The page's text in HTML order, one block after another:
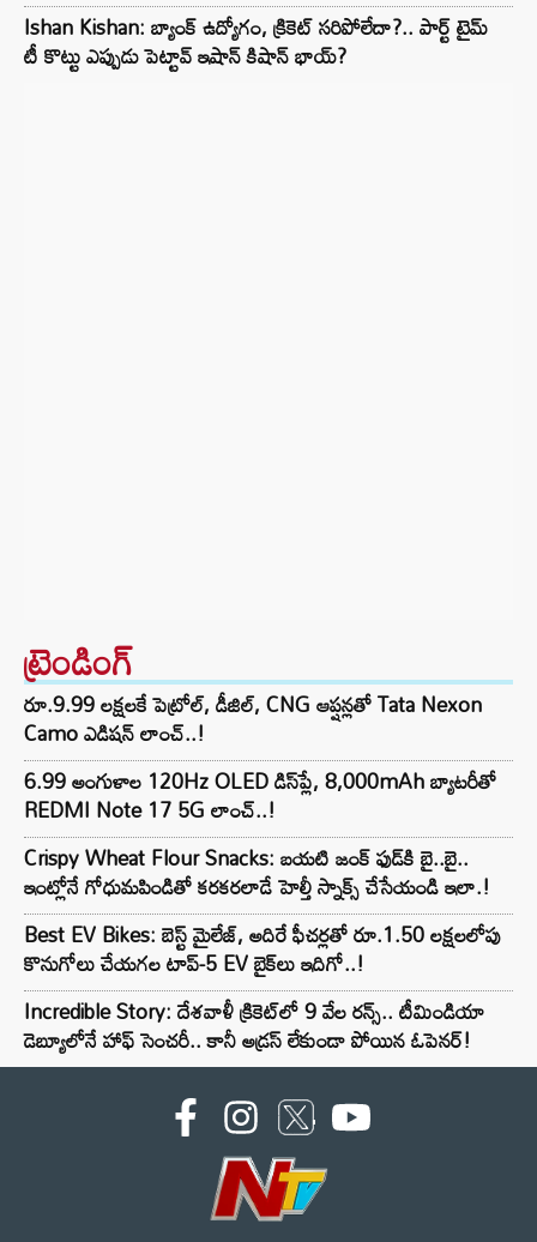
Ishan Kishan: బ్యాంక్ ఉద్యోగం, క్రికెట్ సరిపోలేదా?.. పార్ట్ టైమ్
టీ కొట్టు ఎప్పుడు పెట్టావ్ ఇషాన్ కిషాన్ భాయ్‌?
ట్రెండింగ్‌
రూ.9.99 లక్షలకే పెట్రోల్, డీజిల్, CNG ఆప్షన్లతో Tata Nexon
Camo ఎడిషన్ లాంచ్..!
6.99 అంగుళాల 120Hz OLED డిస్‌ప్లే, 8,000mAh బ్యాటరీతో
REDMI Note 17 5G లాంచ్..!
Crispy Wheat Flour Snacks: బయటి జంక్ ఫుడ్‌కి బై..బై..
ఇంట్లోనే గోధుమపిండితో కరకరలాడే హెల్తీ స్నాక్స్ చేసేయండి ఇలా.!
Best EV Bikes: బెస్ట్ మైలేజ్, అదిరే ఫీచర్లతో రూ.1.50 లక్షలలోపు
కొనుగోలు చేయగల టాప్-5 EV బైక్‌లు ఇదిగో..!
Incredible Story: దేశవాళీ క్రికెట్‌లో 9 వేల రన్స్.. టీమిండియా
డెబ్యూలోనే హాఫ్ సెంచరీ.. కానీ అడ్రస్ లేకుండా పోయిన ఓపెనర్!